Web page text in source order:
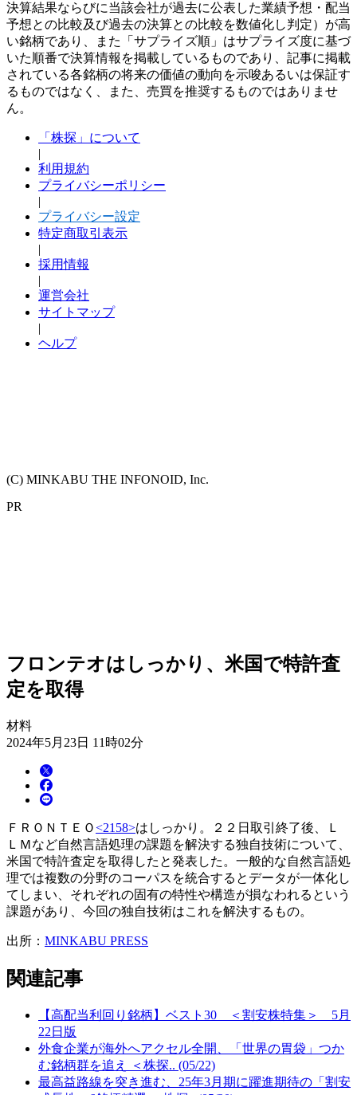
決算結果ならびに当該会社が過去に公表した業績予想・配当
予想との比較及び過去の決算との比較を数値化し判定）が高
い銘柄であり、また「サプライズ順」はサプライズ度に基づ
いた順番で決算情報を掲載しているものであり、記事に掲載
されている各銘柄の将来の価値の動向を示唆あるいは保証す
るものではなく、また、売買を推奨するものではありませ
ん。
「株探」について
|
利用規約
プライバシーポリシー
|
プライバシー設定
特定商取引表示
|
採用情報
|
運営会社
サイトマップ
|
ヘルプ
(C) MINKABU THE INFONOID, Inc.
PR
フロンテオはしっかり、米国で特許査
定を取得
材料
2024年5月23日 11時02分
ＦＲＯＮＴＥＯ<2158>はしっかり。２２日取引終了後、Ｌ
ＬＭなど自然言語処理の課題を解決する独自技術について、
米国で特許査定を取得したと発表した。一般的な自然言語処
理では複数の分野のコーパスを統合するとデータが一体化し
てしまい、それぞれの固有の特性や構造が損なわれるという
課題があり、今回の独自技術はこれを解決するもの。
出所： MINKABU PRESS
関連記事
【高配当利回り銘柄】ベスト30 ＜割安株特集＞ 5月
22日版
外食企業が海外へアクセル全開、「世界の胃袋」つか
む銘柄群を追え ＜株探.. (05/22)
最高益路線を突き進む、25年3月期に躍進期待の「割安